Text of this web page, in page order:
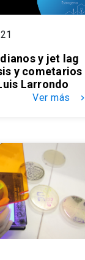
y jet lag
y cometarios
Larrondo
Ver más keyboard_arrow_right